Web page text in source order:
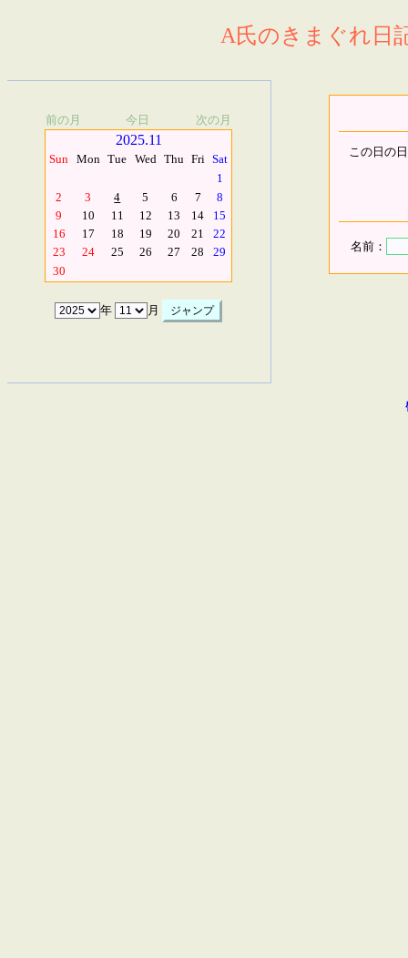
A氏のきまぐれ日
前の月 今日 次の月
2025.11
Sun Mon Tue Wed Thu Fri Sat
1
2
3 4 5 6 7
8
9
10 11 12 13 14
15
16
17 18 19 20 21
22
23
24 25 26 27 28
29
30
年 月
この日の
名前：